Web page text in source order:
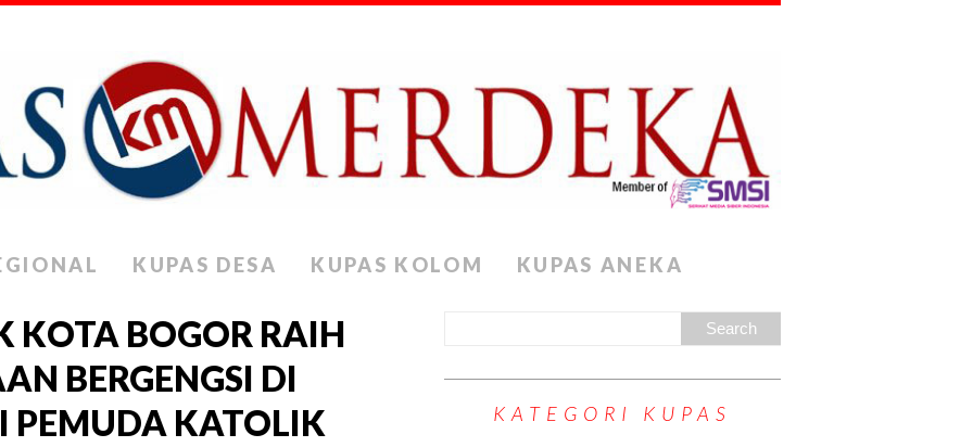
KUPAS DESA KUPAS KOLOM KUPAS ANEKA
KOTA BOGOR RAIH
BERGENGSI DI
KATOLIK
KATEGORI KUPAS